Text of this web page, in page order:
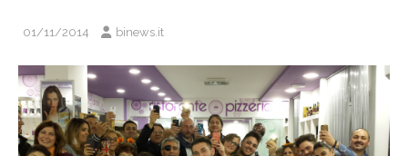
01/11/2014 binews.it